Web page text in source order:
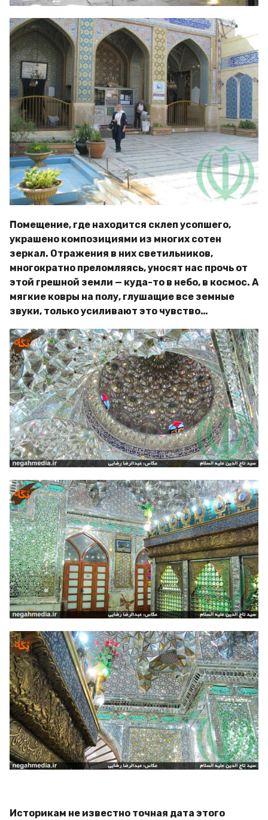
Помещение, где находится склеп усопшего,
украшено композициями из многих сотен
зеркал. Отражения в них светильников,
многократно преломляясь, уносят нас прочь от
этой грешной земли — куда-то в небо, в космос. А
мягкие ковры на полу, глушащие все земные
звуки, только усиливают это чувство…
Историкам не известно точная дата этого